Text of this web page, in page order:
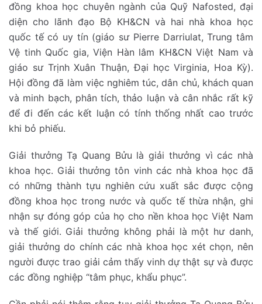
đồng khoa học chuyên ngành của Quỹ Nafosted, đại
diện cho lãnh đạo Bộ KH&CN và hai nhà khoa học
quốc tế có uy tín (giáo sư Pierre Darriulat, Trung tâm
Vệ tinh Quốc gia, Viện Hàn lâm KH&CN Việt Nam và
giáo sư Trịnh Xuân Thuận, Đại học Virginia, Hoa Kỳ).
Hội đồng đã làm việc nghiêm túc, dân chủ, khách quan
và minh bạch, phân tích, thảo luận và cân nhắc rất kỹ
để đi đến các kết luận có tính thống nhất cao trước
khi bỏ phiếu.
Giải thưởng Tạ Quang Bửu là giải thưởng vì các nhà
khoa học. Giải thưởng tôn vinh các nhà khoa học đã
có những thành tựu nghiên cứu xuất sắc được cộng
đồng khoa học trong nước và quốc tế thừa nhận, ghi
nhận sự đóng góp của họ cho nền khoa học Việt Nam
và thế giới. Giải thưởng không phải là một hư danh,
giải thưởng do chính các nhà khoa học xét chọn, nên
người được trao giải cảm thấy vinh dự thật sự và được
các đồng nghiệp “tâm phục, khẩu phục”.